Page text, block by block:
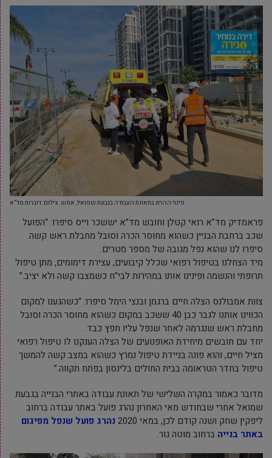
פינוי ההרוג בתאונת העבודה בגבעת שמואל, אמש. צילום: דוברות מד”א
פראמדיק מד”א רואי קטלן וחובש מד”א יששכר וייס סיפרו: “הפועל
שכב ברחבת הבניין כשהוא מחוסר הכרה וסובל מחבלת ראש קשה.
סיפרו לנו שהוא נפל מגובה של מספר מטרים.
מיד הצחלנו בטיפול רפואי שכלל קיבועים, עצירת דימומים, מתן טיפול
תרופתי והנשמה ופינינו אותו במהירות לבי”ח כשמצבו קשה ולא יציב.”
צוות אמבולנס הצלה חיים ברגמן ובנצי הימל סיפרו: “כשהגענו למקום
הכווינו אותנו לגבר כבן 40 ששכב במקום כשהוא מחוסר הכרה וסובל
מחבלת ראש שנגרמה לאחר שנפל עליו חפץ כבד.
יחד עם חובשים מיחידת האופנועים של הצלה הענקנו לו טיפול רפואי
מציל חיים, והוא פונה בניידת טיפול נמרץ כשהוא במצב קשה להמשך
טיפול בחדר הטראומה בבית החולים בלינסון בפתח תקווה.”
מדובר כאמור במקרה השלישי של תאונת עבודה באתרי הבנייה בגבעת
שמואל אחרי שבחודש מאי האחרון נהרג פועל באתר עבודה ברחוב
ליפקין שחק ושנה קודם לכן, במאי 2020
נהרג פועל שנפל מפיגום
באתר בנייה ברחוב מוטה גור.